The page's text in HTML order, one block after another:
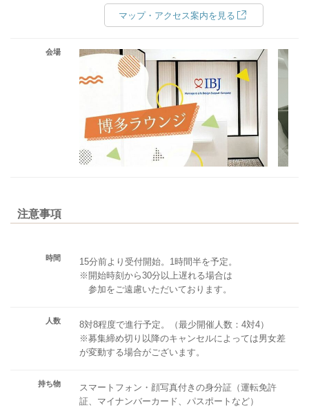
マップ・アクセス案内を見る
会場
注意事項
時間
15分前より受付開始。1時間半を予定。
※開始時刻から30分以上遅れる場合は
参加をご遠慮いただいております。
人数
8対8程度で進行予定。（最少開催人数：4対4）
※募集締め切り以降のキャンセルによっては男女差
が変動する場合がございます。
持ち物
スマートフォン・顔写真付きの身分証（運転免許
証、マイナンバーカード、パスポートなど）